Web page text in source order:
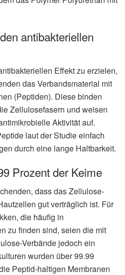
antibakteriellen
Effekt zu erzielen,
das Verbandsmaterial mit
(Peptiden). Diese binden
Zellulosefasern und weisen
Aktivität auf.
laut der Studie einfach
durch eine lange Haltbarkeit.
Prozent der Keime
dass das Zellulose-
gut verträglich ist. Für
die häufig in
zu finden sind, seien die mit
Verbände jedoch ein
wurden über 99.99
Peptid-haltigen Membranen